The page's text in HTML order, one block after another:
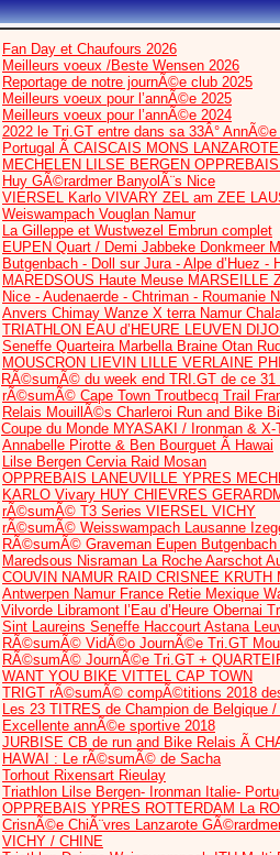
Fan Day et Chaufours 2026
Meilleurs voeux /Beste Wensen 2026
Reportage de notre journÃ©e club 2025
Meilleurs voeux pour l’annÃ©e 2025
Meilleurs voeux pour l’annÃ©e 2024
2022 le Tri.GT entre dans sa 33Â° AnnÃ©e
Portugal Ã CAISCAIS MONS
MECHELEN LILSE BERGEN
Huy GÃ©rardmer BanyolÃ¨s Nice
VIERSEL Karlo VIVARY ZEL am ZEE
Weiswampach Vouglan Namur
La Gilleppe et Wustwezel Embrun complet
EUPEN Quart / Demi Jabbeke Donkmeer
Butgenbach - Doll sur Jura - Alpe d’Huez -
MAREDSOUS Haute Meuse MARSEILLE
Nice - Audenaerde - Chtriman - Roumanie
Anvers Chimay Wanze X terra Namur
TRIATHLON EAU d’HEURE LEUVEN
Seneffe Quarteira Marbella Braine Otan
MOUSCRON LIEVIN LILLE VERLAINE
RÃ©sumÃ© du week end TRI.GT de ce
rÃ©sumÃ© Cape Town Troutbecq Trail
Relais MouillÃ©s Charleroi Run and Bike
Coupe du Monde MYASAKI / Ironman &
Annabelle Pirotte & Ben Bourguet Ã Hawai
Lilse Bergen Cervia Raid Mosan
OPPREBAIS LANEUVILLE YPRES
KARLO Vivary HUY CHIEVRES
rÃ©sumÃ© T3 Series VIERSEL VICHY
rÃ©sumÃ© Weisswampach Lausanne
RÃ©sumÃ© Graveman Eupen Butgenbach
Maredsous Nisraman La Roche Aarschot
COUVIN NAMUR RAID CRISNEE
Antwerpen Namur France Retie Mexique
Vilvorde Libramont l’Eau d’Heure Obernai
Sint Laureins Seneffe Haccourt Astana
RÃ©sumÃ© VidÃ©o JournÃ©e Tri.GT
RÃ©sumÃ© JournÃ©e Tri.GT +
WANT YOU BIKE VITTEL CAP TOWN
TRIGT rÃ©sumÃ© compÃ©titions 2018
Les 23 TITRES de Champion de Belgique
Excellente annÃ©e sportive 2018
JURBISE CB de run and Bike Relais Ã
HAWAI : Le rÃ©sumÃ© de Sacha
Torhout Rixensart Rieulay
Triathlon Lilse Bergen- Ironman Italie-
OPPREBAIS YPRES ROTTERDAM La
CrisnÃ©e ChiÃ¨vres Lanzarote
VICHY / CHINE